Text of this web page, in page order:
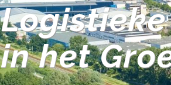
in het